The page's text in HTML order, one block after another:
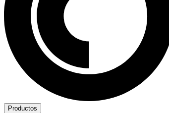
Productos